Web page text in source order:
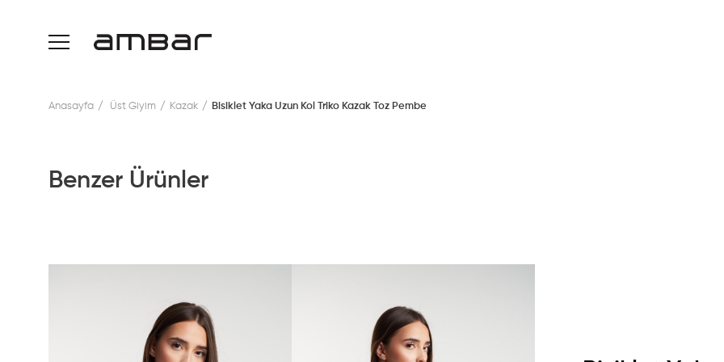
Anasayfa Üst Giyim Kazak Bisiklet Yaka Uzun Kol Triko Kazak Toz Pembe
Benzer Ürünler